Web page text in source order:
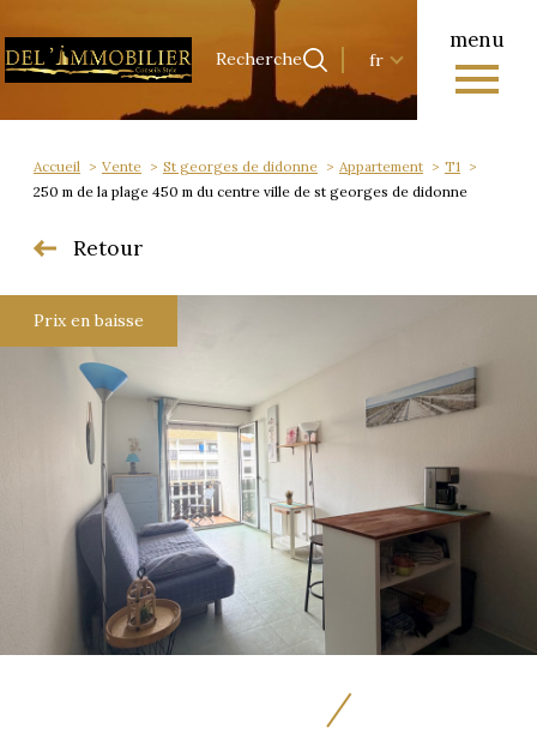
menu
Recherche
fr
Accueil Recherche 0
Langue
fr
Accueil Vente St georges de didonne Appartement
T1
250 m de la plage 450 m du centre ville de st georges de didonne
Retour
Prix en baisse